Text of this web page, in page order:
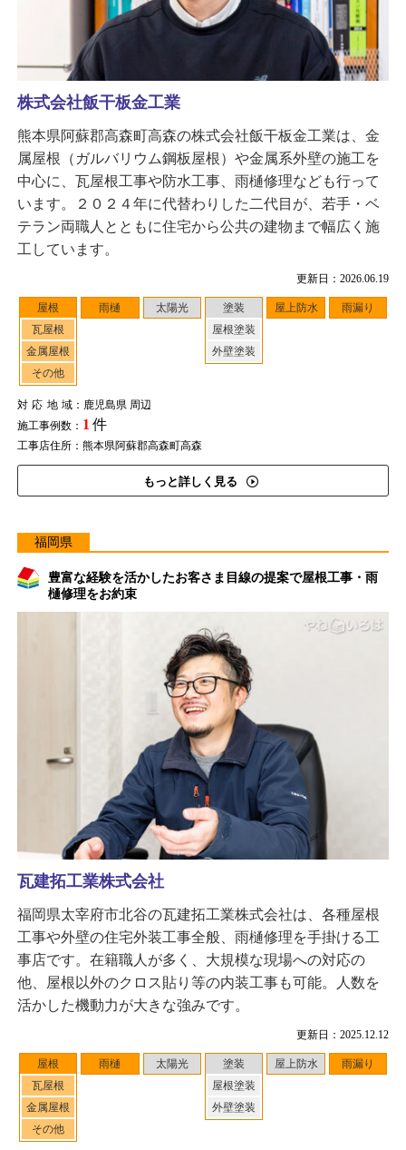
更新日：2026.06.19
屋根
瓦屋根
金属屋根
その他
雨樋 太陽光
塗装
屋根塗装
外壁塗装
屋上防水 雨漏り
対応地域：鹿児島県 周辺
施工事例数： 1 件
工事店住所：熊本県阿蘇郡高森町高森
もっと詳しく見る
株式会社飯干板金工業
熊本県阿蘇郡高森町高森の株式会社飯干板金工業は、金
属屋根（ガルバリウム鋼板屋根）や金属系外壁の施工を
中心に、瓦屋根工事や防水工事、雨樋修理なども行って
います。２０２４年に代替わりした二代目が、若手・ベ
テラン両職人とともに住宅から公共の建物まで幅広く施
工しています。
福岡県
豊富な経験を活かしたお客さま目線の提案で屋根工事・雨
樋修理をお約束
更新日：2025.12.12
屋根
瓦屋根
金属屋根
その他
雨樋 太陽光
塗装
屋根塗装
外壁塗装
屋上防水 雨漏り
瓦建拓工業株式会社
福岡県太宰府市北谷の瓦建拓工業株式会社は、各種屋根
工事や外壁の住宅外装工事全般、雨樋修理を手掛ける工
事店です。在籍職人が多く、大規模な現場への対応の
他、屋根以外のクロス貼り等の内装工事も可能。人数を
活かした機動力が大きな強みです。